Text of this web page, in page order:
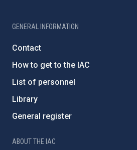
GENERAL INFORMATION
Contact
How to get to the IAC
List of personnel
Library
General register
ABOUT THE IAC